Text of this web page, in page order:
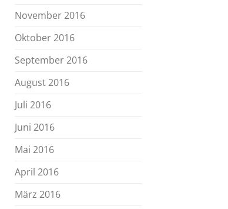
November 2016
Oktober 2016
September 2016
August 2016
Juli 2016
Juni 2016
Mai 2016
April 2016
März 2016